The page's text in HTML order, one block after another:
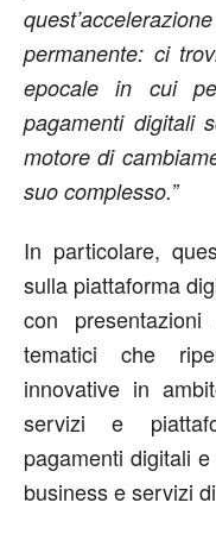
permanente: ci
epocale in cui
pagamenti digitali
motore di
suo complesso.”
In particolare,
sulla piattaforma
con
tematici che
innovative in
servizi e
pagamenti digitali
business e servizi